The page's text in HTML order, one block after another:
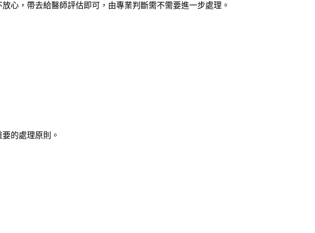
心，帶去給醫師評估即可，由專業判斷需不需要進一步處理。
的處理原則。